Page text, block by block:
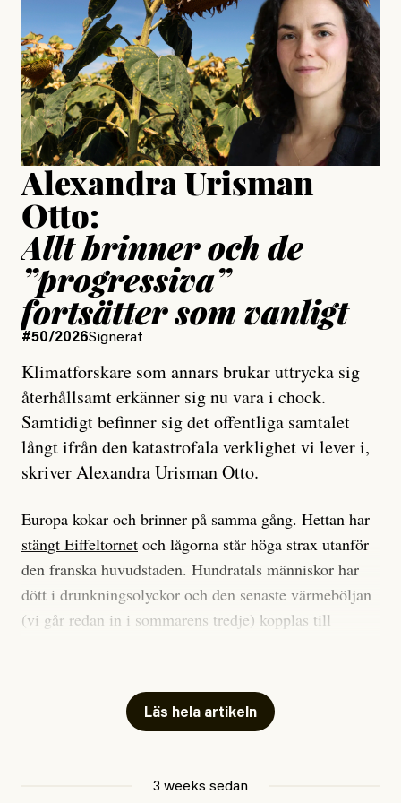
Publicerad24 July, 2026
Jesper Lundby
Publicerad15 July, 2026
Uppdaterad15 July, 2026
Alexandra Urisman
Otto:
Allt brinner och de
”progressiva”
fortsätter som vanligt
#50/2026Signerat
Klimatforskare som annars brukar uttrycka sig
återhållsamt erkänner sig nu vara i chock.
Samtidigt befinner sig det offentliga samtalet
långt ifrån den katastrofala verklighet vi lever i,
skriver Alexandra Urisman Otto.
Europa kokar och brinner på samma gång. Hettan har
stängt Eiffeltornet och lågorna står höga strax utanför
den franska huvudstaden. Hundratals människor har
dött i drunkningsolyckor och den senaste värmeböljan
(vi går redan in i sommarens tredje) kopplas till
Har du också panik i hettan? Känns det som en
mardröm? Bra, allt annat vore fullständigt orimligt.
att han brukar vara ganska återhållsam när han
Läs hela artikeln
3 weeks sedan